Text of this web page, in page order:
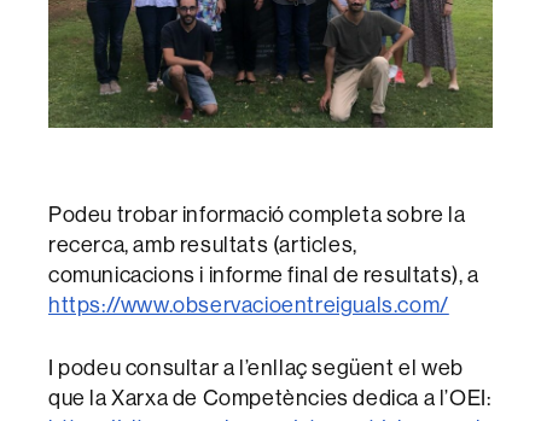
Podeu trobar informació completa sobre la
recerca, amb resultats (articles,
comunicacions i informe final de resultats), a
https://www.observacioentreiguals.com/
I podeu consultar a l’enllaç següent el web
que la Xarxa de Competències dedica a l’OEI: